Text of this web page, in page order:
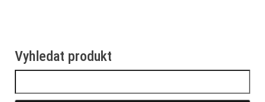
Vyhledat produkt